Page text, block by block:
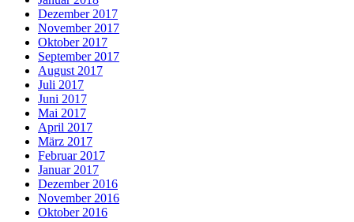
Dezember 2017
November 2017
Oktober 2017
September 2017
August 2017
Juli 2017
Juni 2017
Mai 2017
April 2017
März 2017
Februar 2017
Januar 2017
Dezember 2016
November 2016
Oktober 2016